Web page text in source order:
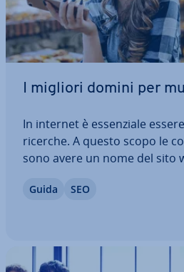
I migliori domini per
In internet è es­sen­zia­le
ricerche. A questo scopo le
sono avere un nome del sito
e i gruppi musicali il dominio
Guida SEO